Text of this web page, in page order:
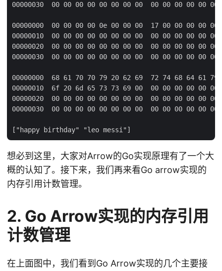
00000030  00 00 00 00 00 00 00 00  00 00 00 00
00000000  00 00 00 00 0e 00 00 00  17 00 00 00
00000010  00 00 00 00 00 00 00 00  00 00 00 00
00000020  00 00 00 00 00 00 00 00  00 00 00 00
00000030  00 00 00 00 00 00 00 00  00 00 00 00
00000000  68 61 70 70 79 20 62 69  72 74 68 64 61
00000010  6f 20 6d 65 73 73 69 00  00 00 00 00
00000020  00 00 00 00 00 00 00 00  00 00 00 00
00000030  00 00 00 00 00 00 00 00  00 00 00 00
想必到这里，大家对Arrow的Go实现原理有了一个大
概的认知了。接下来，我们再来看Go arrow实现的
内存引用计数管理。
2. Go Arrow实现的内存引用
计数管理
在上面图中，我们看到Go Arrow实现的几个主要接